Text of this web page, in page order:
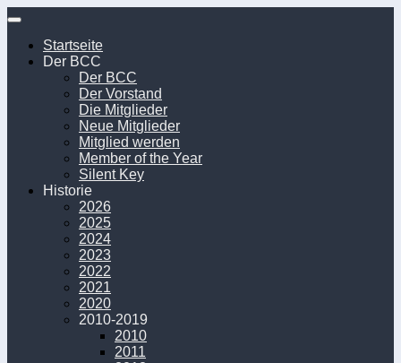
Unter
Inhalt
Startseite
Der BCC
Der BCC
Der Vorstand
Die Mitglieder
Neue Mitglieder
Mitglied werden
Member of the Year
Silent Key
Historie
2026
2025
2024
2023
2022
2021
2020
2010-2019
2010
2011